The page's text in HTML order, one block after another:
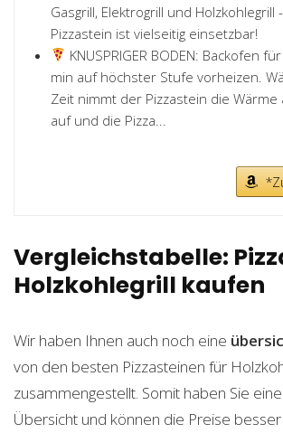
Gasgrill, Elektrogrill und Holzkohlegrill
Pizzastein ist vielseitig einsetzbar!
KNUSPRIGER BODEN: Backofen
min auf höchster Stufe vorheizen.
Zeit nimmt der Pizzastein die Wärme
auf und die Pizza...
Vergleichstabelle:
Holzkohlegrill kaufen
Wir haben Ihnen auch noch eine
von den besten Pizzasteinen für
zusammengestellt. Somit haben Sie
Übersicht und können die Preise